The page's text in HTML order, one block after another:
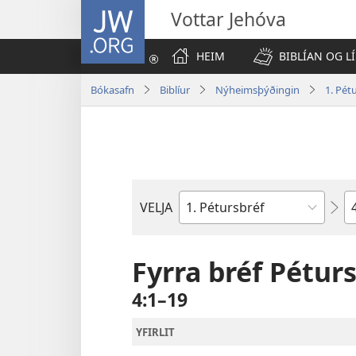
JW.ORG Vottar Jehóva
HEIM
BIBLÍAN OG
Bókasafn Biblíur Nýheimsþýðingin 1.
VELJA
Biblíubók
Fyrra bréf Péturs
4:1–19
YFIRLIT